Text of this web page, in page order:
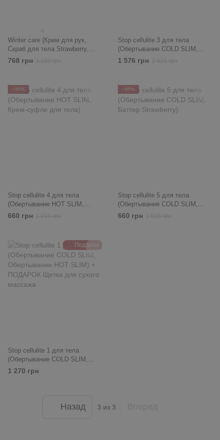
Winter care (Крем для рук,
Скраб для тела Strawberry,
Баттер для тела Strawberry,
Бальзам для губ Strawberry)
768 грн
Stop cellulite 3 для тела
(Обертывание COLD SLIM,
Обертывание HOT SLIM,
Антицеллюлитное массажное
массажа)
1 576 грн
−35%
Stop cellulite 4 для тела
(Обертывание HOT SLIM,
Крем-суфле для тела)
660 грн
−35%
Stop cellulite 5 для тела
(Обертывание COLD SLIM,
Баттер Strawberry)
660 грн
Подарок
Stop cellulite 1 для тела
(Обертывание COLD SLIM,
Обертывание HOT SLIM) +
ПОДАРОК Щетка для сухого
1 270 грн
Назад 3 из 3